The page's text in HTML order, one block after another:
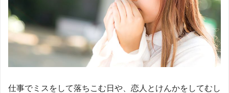
仕事でミスをして落ちこむ日や、恋人とけんかをしてむし